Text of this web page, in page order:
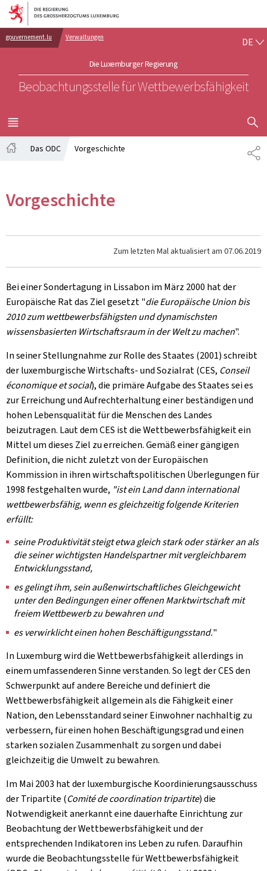
Zur Hauptnavigation
Zum Inhalt
gouvernement.lu Verwaltungen
Die Luxemburger Regierung
Beobachtungsstelle für Wettbewerbsfähigkeit
DE
MENÜ
HAUPT-
Das ODC Vorgeschichte
Vorgeschichte
Zum letzten Mal aktualisiert am 07.06.2019
Bei einer Sondertagung in Lissabon im März 2000 hat der
Europäische Rat das Ziel gesetzt "die Europäische Union bis
2010 zum wettbewerbsfähigsten und dynamischsten
wissensbasierten Wirtschaftsraum in der Welt zu machen".
In seiner Stellungnahme zur Rolle des Staates (2001) schreibt
der luxemburgische Wirtschafts- und Sozialrat (CES, Conseil
économique et social), die primäre Aufgabe des Staates sei es
zur Erreichung und Aufrechterhaltung einer beständigen und
hohen Lebensqualität für die Menschen des Landes
beizutragen. Laut dem CES ist die Wettbewerbsfähigkeit ein
Mittel um dieses Ziel zu erreichen. Gemäß einer gängigen
Definition, die nicht zuletzt von der Europäischen
Kommission in ihren wirtschaftspolitischen Überlegungen für
1998 festgehalten wurde, "ist ein Land dann international
wettbewerbsfähig, wenn es gleichzeitig folgende Kriterien
erfüllt:
seine Produktivität steigt etwa gleich stark oder stärker an als
die seiner wichtigsten Handelspartner mit vergleichbarem
Entwicklungsstand,
es gelingt ihm, sein außenwirtschaftliches Gleichgewicht
unter den Bedingungen einer offenen Marktwirtschaft mit
freiem Wettbewerb zu bewahren und
es verwirklicht einen hohen Beschäftigungsstand."
In Luxemburg wird die Wettbewerbsfähigkeit allerdings in
einem umfassenderen Sinne verstanden. So legt der CES den
Schwerpunkt auf andere Bereiche und definiert die
Wettbewerbsfähigkeit allgemein als die Fähigkeit einer
Nation, den Lebensstandard seiner Einwohner nachhaltig zu
verbessern, für einen hohen Beschäftigungsgrad und einen
starken sozialen Zusammenhalt zu sorgen und dabei
gleichzeitig die Umwelt zu bewahren.
Im Mai 2003 hat der luxemburgische Koordinierungsausschuss
der Tripartite (Comité de coordination tripartite) die
Notwendigkeit anerkannt eine dauerhafte Einrichtung zur
Beobachtung der Wettbewerbsfähigkeit und der
entsprechenden Indikatoren ins Leben zu rufen. Daraufhin
wurde die Beobachtungsstelle für Wettbewerbsfähigkeit